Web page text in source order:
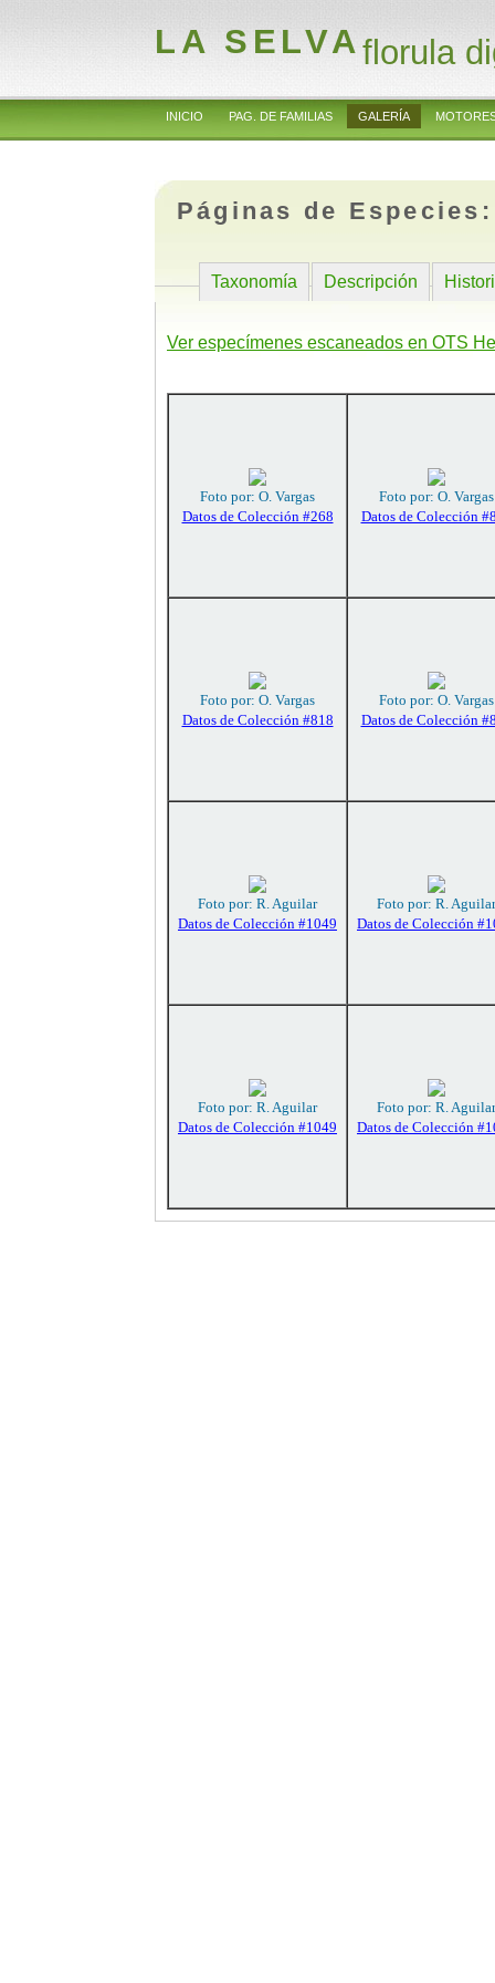
LA SELVAflorula
INICIO PAG. DE FAMILIAS GALERÍA
Páginas de
Taxonomía Descripción
Ver especímenes escaneados en OTS
Foto por: O. Vargas
Datos de Colección #268
Foto por: O. Vargas
Datos de Colección
Foto por: O. Vargas
Datos de Colección #818
Foto por: O. Vargas
Datos de Colección
Foto por: R. Aguilar
Datos de Colección #1049
Foto por: R. Aguilar
Datos de Colección
Foto por: R. Aguilar
Datos de Colección #1049
Foto por: R. Aguilar
Datos de Colección